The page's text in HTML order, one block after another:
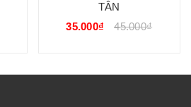
TÂN
35.000₫
45.000₫